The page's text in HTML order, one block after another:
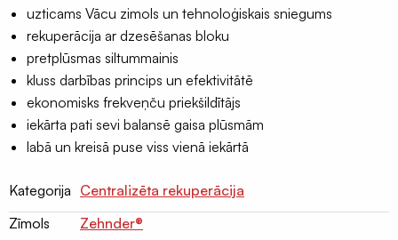
uzticams Vācu zimols un tehnoloģiskais sniegums
rekuperācija ar dzesēšanas bloku
pretplūsmas siltummainis
kluss darbības princips un efektivitātē
ekonomisks frekveņču priekšildītājs
iekārta pati sevi balansē gaisa plūsmām
labā un kreisā puse viss vienā iekārtā
Kategorija Centralizēta rekuperācija
Zīmols
Zehnder®
Terases
lentas
EPDM
lentas
latojumam
Montāžu
pieslēgumu
līmes